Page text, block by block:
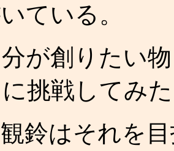
ている。
が創りたい
挑戦してみ
鈴はそれを